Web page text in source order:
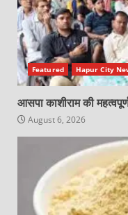
Featured Hapur City
आसपा काशीराम की
August 6, 2026